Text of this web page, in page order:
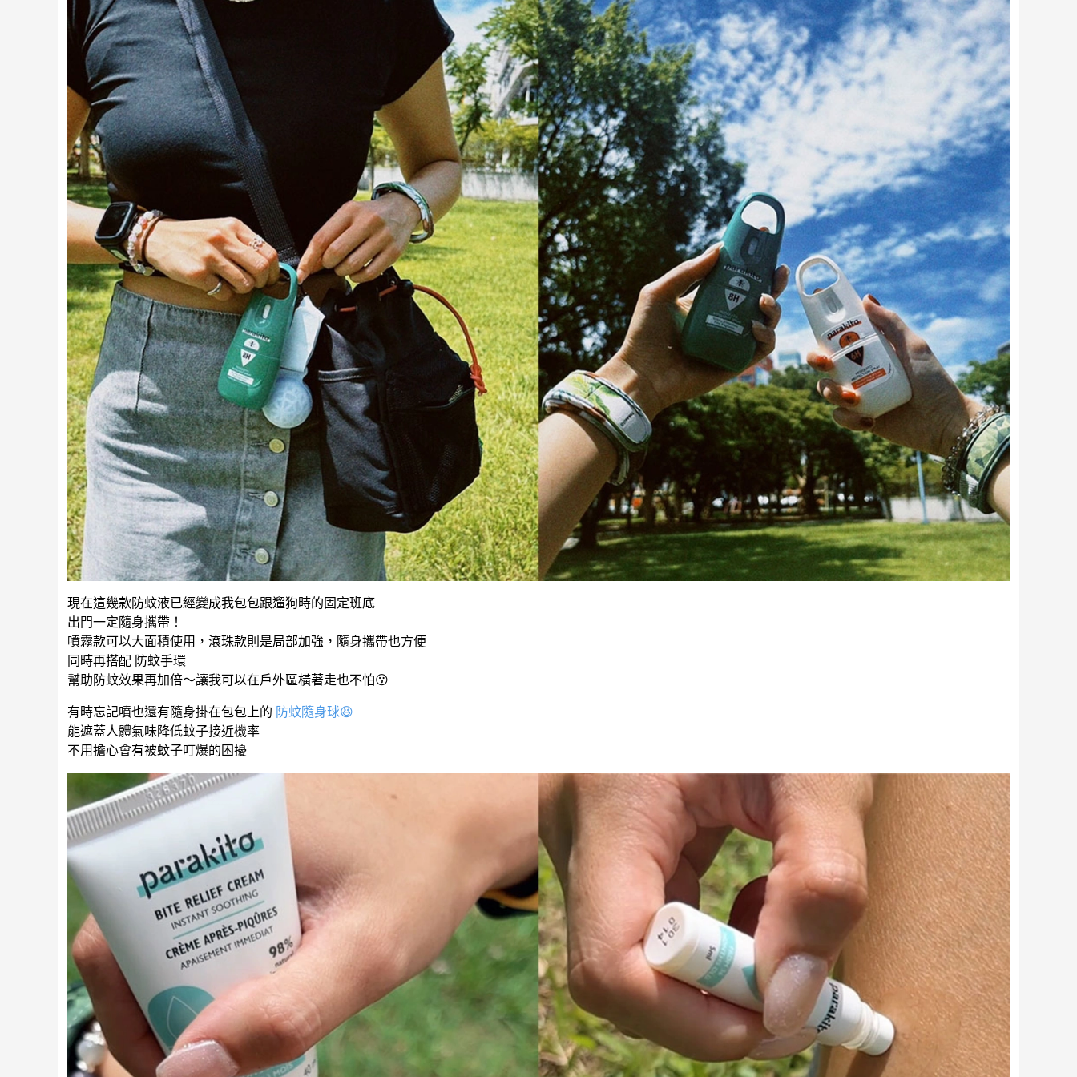
現在這幾款防蚊液已經變成我包包跟遛狗時的固定班底
出門一定隨身攜帶！
噴霧款可以大面積使用，滾珠款則是局部加強，隨身攜帶也方便
同時再搭配 防蚊手環
幫助防蚊效果再加倍～讓我可以在戶外區橫著走也不怕😗
有時忘記噴也還有隨身掛在包包上的 防蚊隨身球😆
能遮蓋人體氣味降低蚊子接近機率
不用擔心會有被蚊子叮爆的困擾